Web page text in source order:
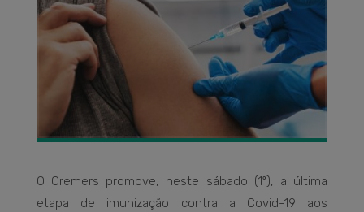
O Cremers promove, neste sábado (1º), a última
etapa de imunização contra a Covid-19 aos